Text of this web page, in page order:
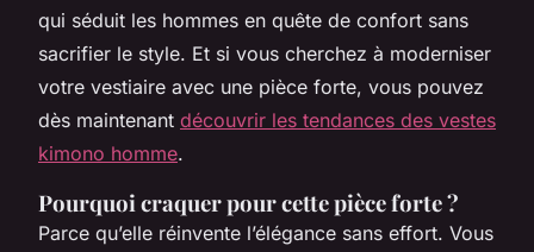
qui séduit les hommes en quête de confort sans
sacrifier le style. Et si vous cherchez à moderniser
votre vestiaire avec une pièce forte, vous pouvez
dès maintenant découvrir les tendances des vestes
kimono homme.
Pourquoi craquer pour cette pièce forte ?
Parce qu’elle réinvente l’élégance sans effort. Vous